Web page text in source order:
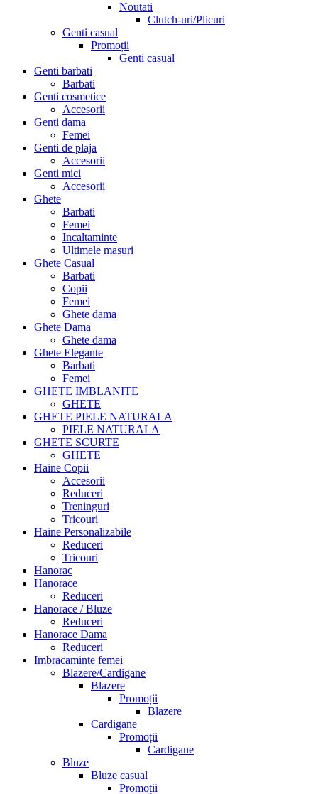
Noutati
Clutch-uri/Plicuri
Genti casual
Promoții
Genti casual
Genti barbati
Barbati
Genti cosmetice
Accesorii
Genti dama
Femei
Genti de plaja
Accesorii
Genti mici
Accesorii
Ghete
Barbati
Femei
Incaltaminte
Ultimele masuri
Ghete Casual
Barbati
Copii
Femei
Ghete dama
Ghete Dama
Ghete dama
Ghete Elegante
Barbati
Femei
GHETE IMBLANITE
GHETE
GHETE PIELE NATURALA
PIELE NATURALA
GHETE SCURTE
GHETE
Haine Copii
Accesorii
Reduceri
Treninguri
Tricouri
Haine Personalizabile
Reduceri
Tricouri
Hanorac
Hanorace
Reduceri
Hanorace / Bluze
Reduceri
Hanorace Dama
Reduceri
Imbracaminte femei
Blazere/Cardigane
Blazere
Promoții
Blazere
Cardigane
Promoții
Cardigane
Bluze
Bluze casual
Promoții